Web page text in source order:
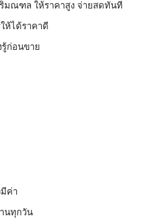
มณฑล ให้ราคาสูง จ่ายสดทันที
ห้ได้ราคาดี
ก่อนขาย
ค่า
นทุกวัน